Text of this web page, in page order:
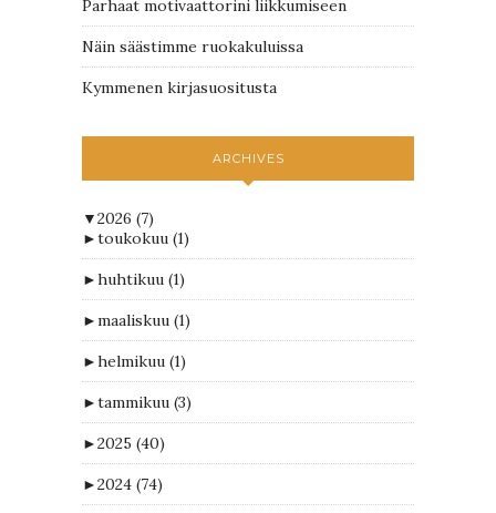
Parhaat motivaattorini liikkumiseen
Näin säästimme ruokakuluissa
Kymmenen kirjasuositusta
ARCHIVES
▼2026 (7)
►toukokuu (1)
►huhtikuu (1)
►maaliskuu (1)
►helmikuu (1)
►tammikuu (3)
►2025 (40)
►2024 (74)